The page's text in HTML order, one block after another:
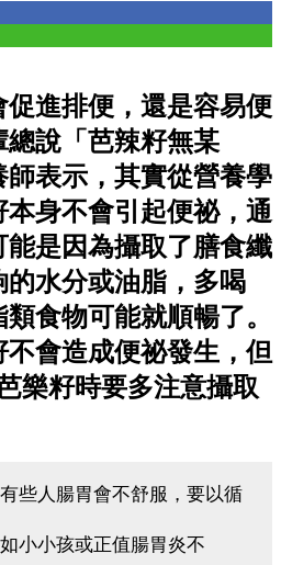
進排便，還是容易便
說「芭辣籽無某
師表示，其實從營養學
身不會引起便祕，通
是因為攝取了膳食纖
水分或油脂，多喝
食物可能就順暢了。
會造成便祕發生，但
樂籽時要多注意攝取
些人腸胃會不舒服，要以循
小小孩或正值腸胃炎不